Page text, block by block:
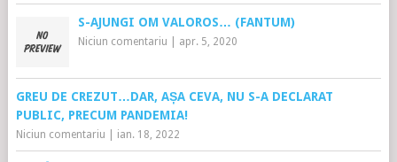
S-AJUNGI OM VALOROS… (FANTUM)
Niciun comentariu apr. 5, 2020
GREU DE CREZUT…DAR, AȘA CEVA, NU S-A DECLARAT
PUBLIC, PRECUM PANDEMIA!
Niciun comentariu ian. 18, 2022